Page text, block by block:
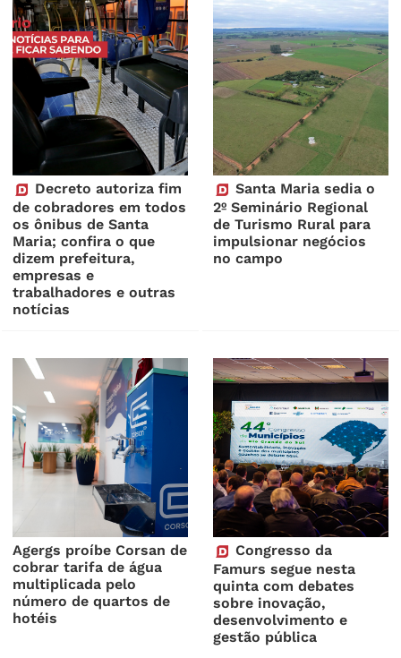
Decreto autoriza fim
de cobradores em todos
os ônibus de Santa
Maria; confira o que
dizem prefeitura,
empresas e
trabalhadores e outras
notícias
Santa Maria sedia o
2º Seminário Regional
de Turismo Rural para
impulsionar negócios
no campo
Agergs proíbe Corsan de
cobrar tarifa de água
multiplicada pelo
número de quartos de
hotéis
Congresso da
Famurs segue nesta
quinta com debates
sobre inovação,
desenvolvimento e
gestão pública